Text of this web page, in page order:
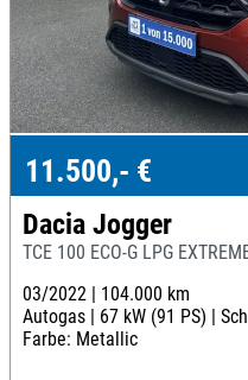
11.500,- €
Dacia Jogger
TCE 100 ECO-G LPG
03/2022 | 104.000 km
Autogas | 67 kW (91 PS) |
Farbe: Metallic